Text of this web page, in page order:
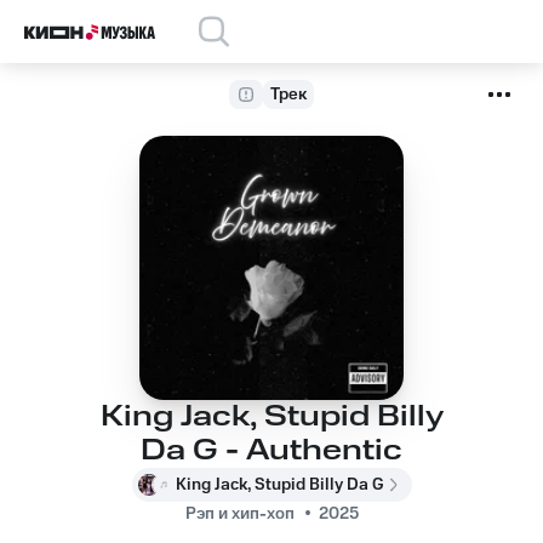
Трек
King Jack, Stupid Billy
Da G - Authentic
King Jack, Stupid Billy Da G
Рэп и хип-хоп
2025